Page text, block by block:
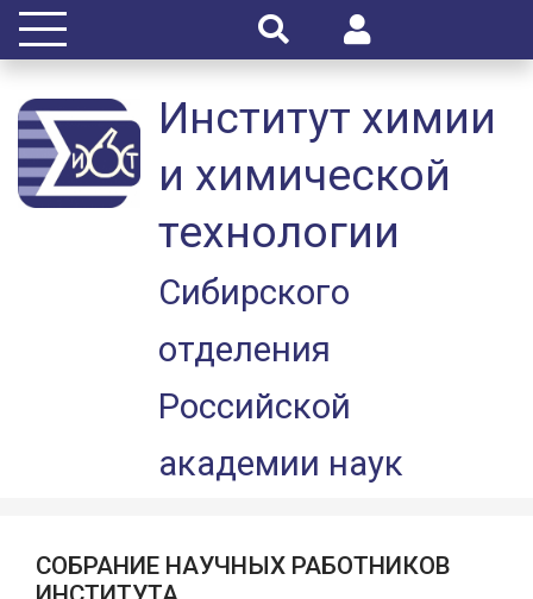
Институт химии
и химической
технологии
Сибирского
отделения
Российской
академии наук
СОБРАНИЕ НАУЧНЫХ РАБОТНИКОВ